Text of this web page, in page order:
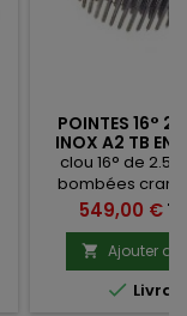
POINTES 16°
INOX A2 TB EN
clou 16° de
bombées
liaison fil inox
Prix
549,00 €
 Ajouter au
